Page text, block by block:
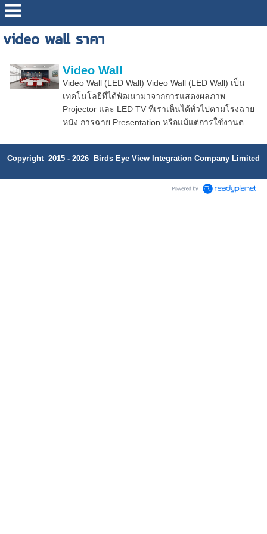
video wall ราคา
Video Wall
Video Wall (LED Wall) Video Wall (LED Wall) เป็น
เทคโนโลยีที่ได้พัฒนามาจากการแสดงผลภาพ
Projector และ LED TV ที่เราเห็นได้ทั่วไปตามโรงฉาย
หนัง การฉาย Presentation หรือแม้แต่การใช้งานต...
Copyright 2015 - 2026 Birds Eye View Integration Company Limited